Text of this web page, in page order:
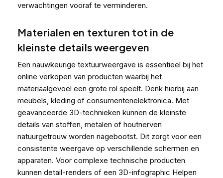
verwachtingen vooraf te verminderen.
Materialen en texturen tot in de
kleinste details weergeven
Een nauwkeurige textuurweergave is essentieel bij het
online verkopen van producten waarbij het
materiaalgevoel een grote rol speelt. Denk hierbij aan
meubels, kleding of consumentenelektronica. Met
geavanceerde 3D-technieken kunnen de kleinste
details van stoffen, metalen of houtnerven
natuurgetrouw worden nagebootst. Dit zorgt voor een
consistente weergave op verschillende schermen en
apparaten. Voor complexe technische producten
kunnen detail-renders of een 3D-infographic Helpen